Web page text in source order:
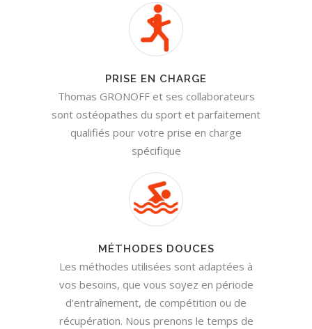
PRISE EN CHARGE
Thomas GRONOFF et ses collaborateurs
sont ostéopathes du sport et parfaitement
qualifiés pour votre prise en charge
spécifique
MÉTHODES DOUCES
Les méthodes utilisées sont adaptées à
vos besoins, que vous soyez en période
d'entraînement, de compétition ou de
récupération. Nous prenons le temps de